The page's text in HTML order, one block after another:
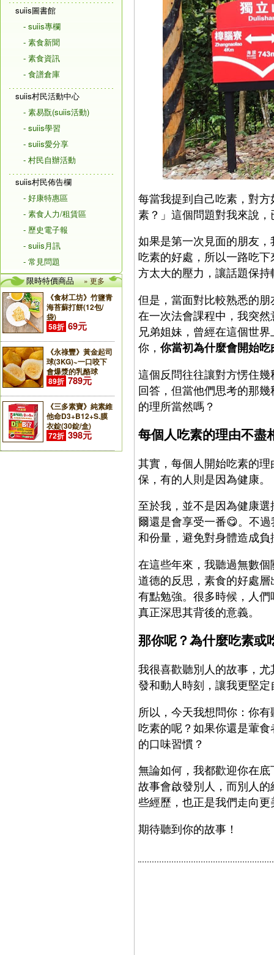
suiis圖書館
- suiis專欄
- 素食新聞
- 素食資訊
- 食譜倉庫
suiis村民活動中心
- 素易翫(suiis活動)
- suiis學習
- suiis愛分享
- 村民自辦活動
suiis村民佈告欄
- 好康特惠區
- 素食人力/租賃區
- 歷史電子報
- suiis月訊
- 常見問題
限時特價商品
» 更多
《食材工坊》竹鹽青
海苔蘇打餅(12包/
袋)
58折 69元
《永祿豐》黃金起司
球(3KG)~一口咬下
會爆漿的乳酪球
89折 789元
《三多素寶》純素維
他命D3+B12+S.膜
衣錠(30錠/盒)
72折 398元
每當我提到自己吃素，對
素？」這個問題對我來說
如果是第一次見面的朋友
吃素的好處，所以一路吃
方太大的壓力，讓話題保
但是，當面對比較熟悉的
在一次法會課程中，我突
兄弟姐妹，曾經在這個世
你，你當初為什麼會開始吃
這個反問往往讓對方愣住
回答，但當他們思考的那
的理所當然嗎？
每個人吃素的理由不盡
其實，每個人開始吃素的
保，有的人則是因為健康。
至於我，並不是因為健康
爾還是會享受一番😋。不
和份量，避免對身體造成負
在這些年來，我聽過無數
道德的反思，素食的好處
有點勉強。很多時候，人
真正深思其背後的意義。
那你呢？為什麼吃素或
我很喜歡聽別人的故事，
發和動人時刻，讓我更堅
所以，今天我想問你：你
吃素的呢？如果你還是葷
的口味習慣？
無論如何，我都歡迎你在
故事會啟發別人，而別人
些經歷，也正是我們走向
期待聽到你的故事！